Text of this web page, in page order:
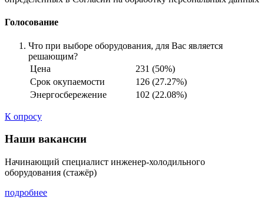
Голосование
Что при выборе оборудования, для Вас является
решающим?
Цена
231 (50%)
Срок окупаемости
126 (27.27%)
Энергосбережение
102 (22.08%)
К опросу
Наши вакансии
Начинающий специалист инженер-холодильного
оборудования (стажёр)
подробнее